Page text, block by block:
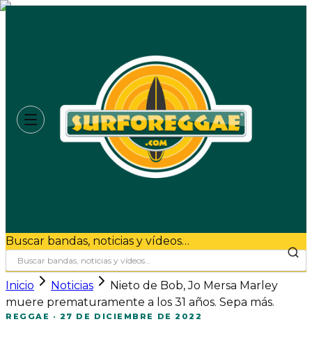
Buscar bandas, noticias y vídeos…
Inicio Noticias
Nieto de Bob, Jo Mersa Marley
muere prematuramente a los 31 años. Sepa más.
REGGAE · 27 DE DICIEMBRE DE 2022